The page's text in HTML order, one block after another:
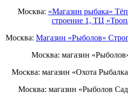
Москва: «Магазин рыбака»
строение 1, ТЦ
Москва: Магазин «Рыболов»
Москва: магазин
Москва: магазин «Охота
Москва: магазин «Рыболов